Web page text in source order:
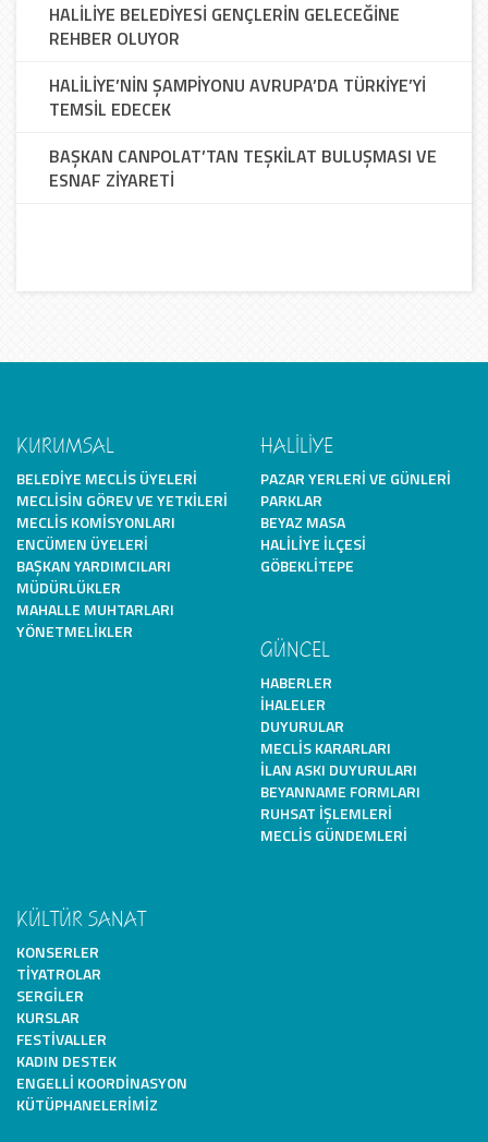
HALİLİYE BELEDİYESİ GENÇLERİN GELECEĞİNE
REHBER OLUYOR
HALİLİYE’NİN ŞAMPİYONU AVRUPA’DA TÜRKİYE’Yİ
TEMSİL EDECEK
BAŞKAN CANPOLAT’TAN TEŞKİLAT BULUŞMASI VE
ESNAF ZİYARETİ
KURUMSAL
BELEDIYE MECLIS ÜYELERI
MECLISIN GÖREV VE YETKILERI
MECLIS KOMISYONLARI
ENCÜMEN ÜYELERI
BAŞKAN YARDIMCILARI
MÜDÜRLÜKLER
MAHALLE MUHTARLARI
YÖNETMELIKLER
HALİLİYE
PAZAR YERLERI VE GÜNLERI
PARKLAR
BEYAZ MASA
HALILIYE İLÇESI
GÖBEKLITEPE
GÜNCEL
HABERLER
İHALELER
DUYURULAR
MECLIS KARARLARI
İLAN ASKI DUYURULARI
BEYANNAME FORMLARI
RUHSAT İŞLEMLERI
MECLIS GÜNDEMLERI
KÜLTÜR SANAT
KONSERLER
TIYATROLAR
SERGILER
KURSLAR
FESTIVALLER
KADIN DESTEK
ENGELLI KOORDINASYON
KÜTÜPHANELERIMIZ